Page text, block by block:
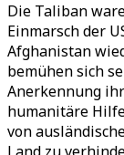
Die Taliban
Einmarsch der
Afghanistan
bemühen sich
Anerkennung
humanitäre
von